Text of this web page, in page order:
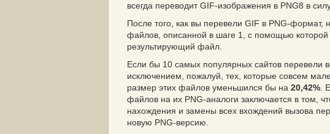
всегда переводит GIF-изображения в PNG8 в
После того, как вы перевели GIF в PNG-формат,
файлов, описанной в шаге 1, с помощью
результирующий файл.
Если бы 10 самых популярных сайтов перевели
исключением, пожалуй, тех, которые совсем
размер этих файлов уменьшился бы на 20,42% .
файлов на их PNG-аналоги заключается в том,
нахождения и замены всех вхождений вызова
новую PNG-версию.